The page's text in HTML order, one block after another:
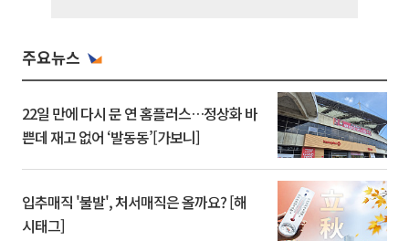
주요뉴스
22일 만에 다시 문 연 홈플러스…정상화 바
쁜데 재고 없어 ‘발동동’[가보니]
입추매직 '불발', 처서매직은 올까요? [해
시태그]